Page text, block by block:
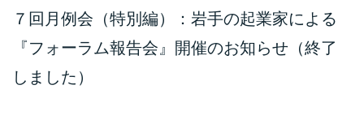
７回月例会（特別編）：岩手の起業家による
『フォーラム報告会』開催のお知らせ（終了
しました）